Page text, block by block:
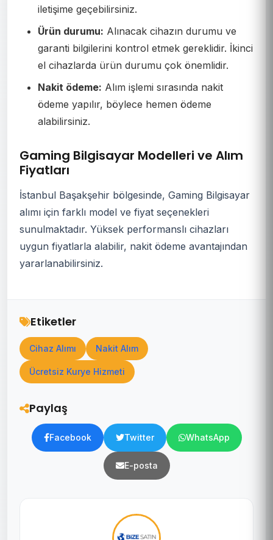
iletişime geçebilirsiniz.
Ürün durumu: Alınacak cihazın durumu ve
garanti bilgilerini kontrol etmek gereklidir. İkinci
el cihazlarda ürün durumu çok önemlidir.
Nakit ödeme: Alım işlemi sırasında nakit
ödeme yapılır, böylece hemen ödeme
alabilirsiniz.
Gaming Bilgisayar Modelleri ve Alım
Fiyatları
İstanbul Başakşehir bölgesinde, Gaming Bilgisayar
alımı için farklı model ve fiyat seçenekleri
sunulmaktadır. Yüksek performanslı cihazları
uygun fiyatlarla alabilir, nakit ödeme avantajından
yararlanabilirsiniz.
Etiketler
Cihaz Alımı Nakit Alım
Ücretsiz Kurye Hizmeti
Paylaş
Facebook Twitter WhatsApp
E-posta